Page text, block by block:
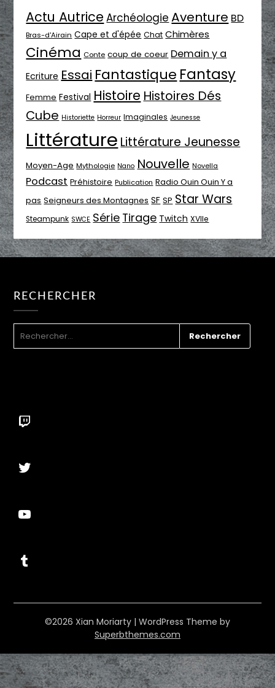
Actu Autrice Archéologie Aventure BD
Bras-d'Airain Cape et d'épée Chat Chimères
Cinéma Conte coup de coeur Demain y a
Ecriture Essai Fantastique Fantasy
Femme Festival Histoire Histoires Dés
Cube Historiette Horreur Imaginales Jeunesse
Littérature Littérature Jeunesse
Moyen-Age Mythologie Nano Nouvelle Novella
Podcast Préhistoire Publication Radio Ouin Ouin Y a
pas Seigneurs des Montagnes SF SP Star Wars
Steampunk SWCE Série Tirage Twitch XVIIe
RECHERCHER
Twitch
Twitter
YouTube
Tumblr
©2026 Xian Moriarty | WordPress Theme by
Superbthemes.com